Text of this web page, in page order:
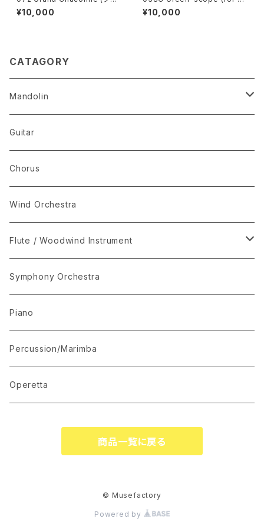
ンド·シャコンヌ)
¥10,000
ort version) 山河緑照【コンク
ール用·短縮版】
¥10,000
CATAGORY
Mandolin
The Best Selection
Set Package
I-Musici
"The Enchanted Forest"
“The Lark in the Clear Air”
Mandolin Solo
Recommended for Competition
Suite(Set Collection)
Guitar
Chorus
Wind Orchestra
Flute / Woodwind Instrument
KARAOKE
Symphony Orchestra
Piano
Percussion/Marimba
Operetta
商品一覧に戻る
© Musefactory
Powered by